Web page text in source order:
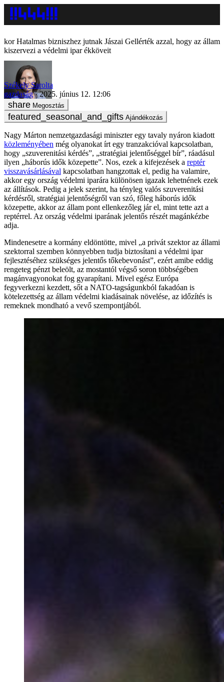
Hatalmas bizniszhez jutnak Jászai Gellérték azzal, hogy az állam
kiszervezi a védelmi ipar ékköveit
Székely Sarolta
gazdaság
2025. június 12. 12:06
Megosztás
Ajándékozás
Nagy Márton nemzetgazdasági miniszter egy tavaly nyáron kiadott
közleményében még olyanokat írt egy tranzakcióval kapcsolatban,
hogy „szuverenitási kérdés”, „stratégiai jelentőséggel bír”, ráadásul
ilyen „háborús idők közepette”. Nos, ezek a kifejezések a reptér
visszavásárlásával kapcsolatban hangzottak el, pedig ha valamire,
akkor egy ország védelmi iparára különösen igazak lehetnének ezek
az állítások. Pedig a jelek szerint, ha tényleg valós szuverenitási
kérdésről, stratégiai jelentőségről van szó, főleg háborús idők
közepette, akkor az állam pont ellenkezőleg jár el, mint tette azt a
reptérrel. Az ország védelmi iparának jelentős részét magánkézbe
adja.
Mindenesetre a kormány eldöntötte, mivel „a privát szektor az állami
szektorral szemben könnyebben tudja biztosítani a védelmi ipar
fejlesztéséhez szükséges jelentős tőkebevonást”, ezért amibe eddig
rengeteg pénzt beleölt, az mostantól végső soron többségében
magánvagyonokat fog gyarapítani. Mivel egész Európa
fegyverkezni kezdett, sőt a NATO-tagságunkból fakadóan is
kötelezettség az állam védelmi kiadásainak növelése, az időzítés is
remeknek mondható a vevő szempontjából.